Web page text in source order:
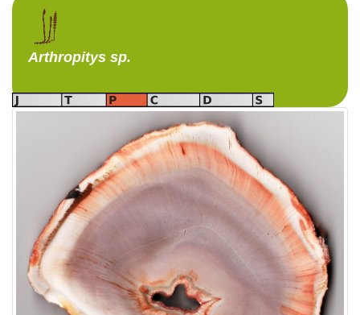
Arthropitys sp.